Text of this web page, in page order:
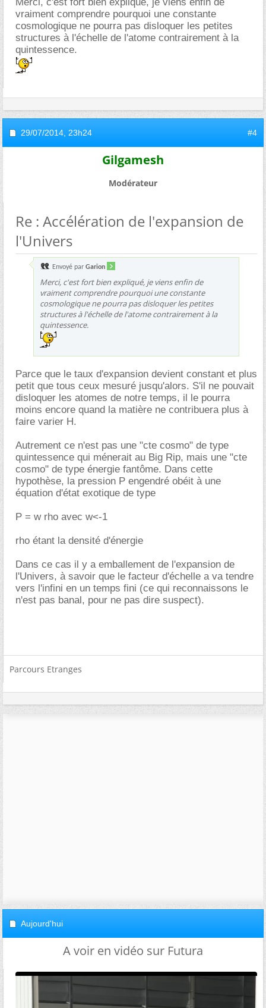
vraiment comprendre pourquoi une constante
cosmologique ne pourra pas disloquer les petites
structures à l'échelle de l'atome contrairement à la
quintessence.
29/07/2014, 23h24 #4
Gilgamesh
Modérateur
Re : Accélération de l'expansion de
l'Univers
Envoyé par Garion
Merci, c'est fort bien expliqué, je viens enfin de
vraiment comprendre pourquoi une constante
cosmologique ne pourra pas disloquer les petites
structures à l'échelle de l'atome contrairement à la
quintessence.
Parce que le taux d'expansion devient constant et plus
petit que tous ceux mesuré jusqu'alors. S'il ne pouvait
disloquer les atomes de notre temps, il le pourra
moins encore quand la matière ne contribuera plus à
faire varier H.
Autrement ce n'est pas une "cte cosmo" de type
quintessence qui ménerait au Big Rip, mais une "cte
cosmo" de type énergie fantôme. Dans cette
hypothèse, la pression P engendré obéit à une
équation d'état exotique de type
P = w rho avec w<-1
rho étant la densité d'énergie
Dans ce cas il y a emballement de l'expansion de
l'Univers, à savoir que le facteur d'échelle a va tendre
vers l'infini en un temps fini (ce qui reconnaissons le
n'est pas banal, pour ne pas dire suspect).
Parcours Etranges
Aujourd'hui
A voir en vidéo sur Futura